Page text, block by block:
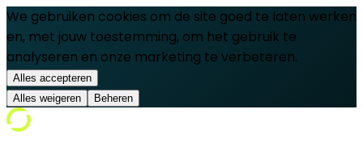
We gebruiken cookies om de site goed te laten werken
en, met jouw toestemming, om het gebruik te
analyseren en onze marketing te verbeteren.
Alles accepteren
Alles weigeren
Beheren